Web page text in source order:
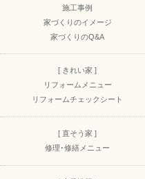
施工事例
家づくりのイメージ
家づくりのQ&A
[ きれい家 ]
リフォームメニュー
リフォームチェックシート
[ 直そう家 ]
修理･修繕メニュー